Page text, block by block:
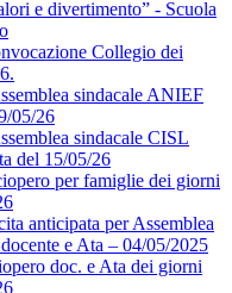
e divertimento” - Scuola
Collegio dei
sindacale ANIEF
05/26
sindacale CISL
del 15/05/26
per famiglie dei giorni
anticipata per Assemblea
e Ata – 04/05/2025
doc. e Ata dei giorni